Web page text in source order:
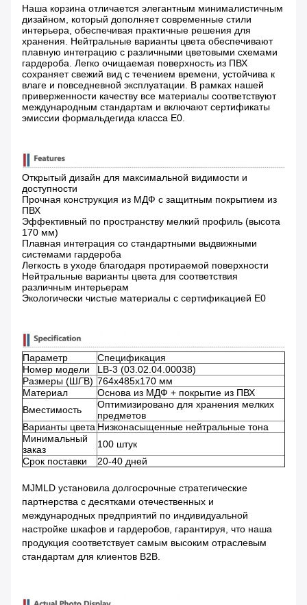
Наша корзина отличается элегантным минималистичным
дизайном, который дополняет современные стили
интерьера, обеспечивая практичные решения для
хранения. Нейтральные варианты цвета обеспечивают
плавную интеграцию с различными цветовыми схемами
гардероба. Легко очищаемая поверхность из ПВХ
сохраняет свежий вид с течением времени, устойчива к
влаге и повседневной эксплуатации. В рамках нашей
приверженности качеству все материалы соответствуют
международным стандартам и включают сертификаты
эмиссии формальдегида класса E0.
Открытый дизайн для максимальной видимости и
доступности
Прочная конструкция из МДФ с защитным покрытием из
ПВХ
Эффективный по пространству мелкий профиль (высота
170 мм)
Плавная интеграция со стандартными выдвижными
системами гардероба
Легкость в уходе благодаря протираемой поверхности
Нейтральные варианты цвета для соответствия
различным интерьерам
Экологически чистые материалы с сертификацией E0
Параметр
Спецификация
Номер модели
LB-3 (03.02.04.00038)
Размеры (ШГВ) 764x485x170 мм
Материал
Основа из МДФ + покрытие из ПВХ
Вместимость
Оптимизировано для хранения мелких
предметов
Варианты цвета Низконасыщенные нейтральные тона
Минимальный
заказ
100 штук
Срок поставки
20-40 дней
MJMLD установила долгосрочные стратегические
партнерства с десятками отечественных и
международных предприятий по индивидуальной
настройке шкафов и гардеробов, гарантируя, что наша
продукция соответствует самым высоким отраслевым
стандартам для клиентов B2B.